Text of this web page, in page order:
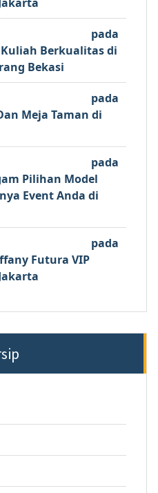
pada
Berkualitas di
Bekasi
pada
Meja Taman di
pada
Pilihan Model
Event Anda di
pada
Futura VIP